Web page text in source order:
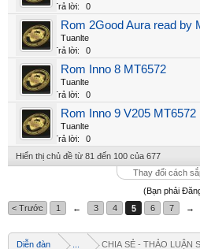
Trả lời:
0
Rom 2Good Aura read by
Tuanlte
Trả lời:
0
Rom Inno 8 MT6572
Tuanlte
Trả lời:
0
Rom Inno 9 V205 MT6572
Tuanlte
Trả lời:
0
Hiển thị chủ đề từ 81 đến 100 của 677
Thay đổi cách
(Bạn phải
< Trước
1 ← 3 4 5 6 7 →
Diễn đàn CHIA SẺ - THẢO LUẬN